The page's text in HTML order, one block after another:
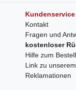
Kundenservice
Kontakt
Fragen und
kostenloser
Hilfe zum
Link zu unserem
Reklamationen